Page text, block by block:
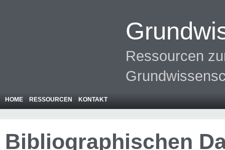
Ressourcen
HOME RESSOURCEN KONTAKT
Bibliographischen